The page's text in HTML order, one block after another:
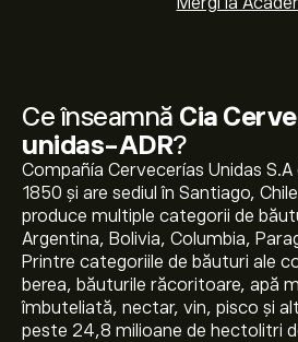
Ce înseamnă Cia
unidas-ADR?
Compañía Cervecerías Unidas S.A
1850 și are sediul în Santiago,
produce multiple categorii de
Argentina, Bolivia, Columbia,
Printre categoriile de băuturi ale
berea, băuturile răcoritoare, apă
îmbuteliată, nectar, vin, pisco și
peste 24,8 milioane de hectolitri